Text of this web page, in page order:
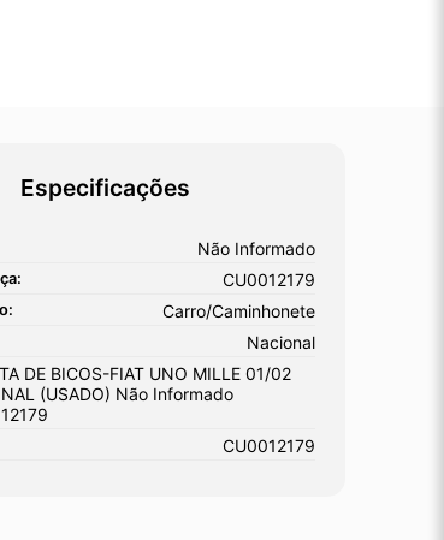
Especificações
Não Informado
CU0012179
Carro/Caminhonete
Nacional
DE BICOS-FIAT UNO MILLE 01/02
(USADO) Não Informado
CU0012179